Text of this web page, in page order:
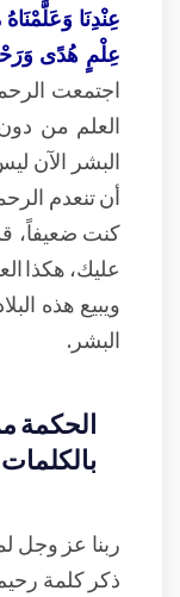
عِنْدِنَا
عِلْمٍ هُدًى
اجتمعت
العلم من
البشر الآن
أن تنعدم
كنت ضعيفاً،
عليك، هكذا
ويبيع هذه
البشر.
الحكمة
ربنا عز وجل
ذكر كلمة